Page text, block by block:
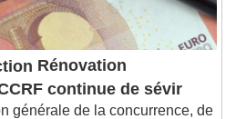
Rénovation
continue de sévir